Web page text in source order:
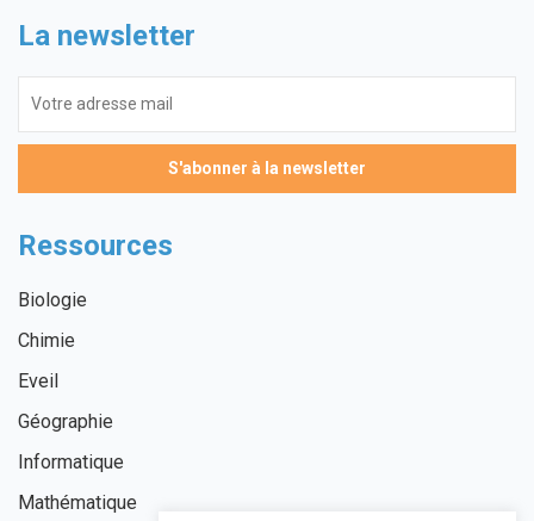
La newsletter
Ressources
Biologie
Chimie
Eveil
Géographie
Informatique
Mathématique